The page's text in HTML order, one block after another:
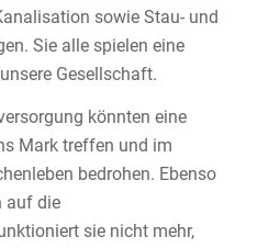
sowie Stau- und
Sie alle spielen eine
Gesellschaft.
könnten eine
Mark treffen und im
bedrohen. Ebenso
auf die
sie nicht mehr,